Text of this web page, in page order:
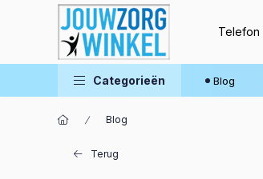
Telefon
Categorieën Blog
Blog
Terug